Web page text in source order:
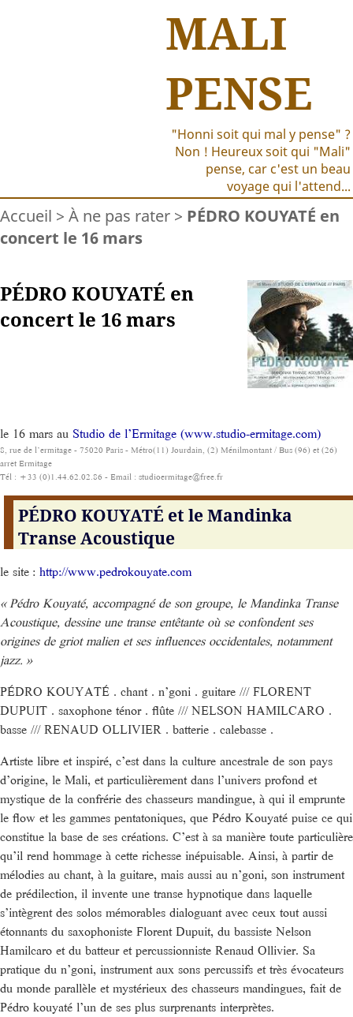
MALI
PENSE
"Honni soit qui mal y pense" ?
Non ! Heureux soit qui "Mali"
pense, car c'est un beau
voyage qui l'attend...
Accueil > À ne pas rater > PÉDRO KOUYATÉ en
concert le 16 mars
PÉDRO KOUYATÉ en
concert le 16 mars
le 16 mars au Studio de l’Ermitage (www.studio-ermitage.com)
8, rue de l’ermitage - 75020 Paris - Métro(11) Jourdain, (2) Ménilmontant / Bus (96) et (26)
arrêt Ermitage
Tél : +33 (0)1.44.62.02.86 - Email : studioermitage@free.fr
PÉDRO KOUYATÉ et le Mandinka
Transe Acoustique
le site : http://www.pedrokouyate.com
« Pédro Kouyaté, accompagné de son groupe, le Mandinka Transe
Acoustique, dessine une transe entêtante où se confondent ses
origines de griot malien et ses influences occidentales, notamment
jazz. »
PÉDRO KOUYATÉ . chant . n’goni . guitare /// FLORENT
DUPUIT . saxophone ténor . flûte /// NELSON HAMILCARO .
basse /// RENAUD OLLIVIER . batterie . calebasse .
Artiste libre et inspiré, c’est dans la culture ancestrale de son pays
d’origine, le Mali, et particulièrement dans l’univers profond et
mystique de la confrérie des chasseurs mandingue, à qui il emprunte
le flow et les gammes pentatoniques, que Pédro Kouyaté puise ce qui
constitue la base de ses créations. C’est à sa manière toute particulière
qu’il rend hommage à cette richesse inépuisable. Ainsi, à partir de
mélodies au chant, à la guitare, mais aussi au n’goni, son instrument
de prédilection, il invente une transe hypnotique dans laquelle
s’intègrent des solos mémorables dialoguant avec ceux tout aussi
étonnants du saxophoniste Florent Dupuit, du bassiste Nelson
Hamilcaro et du batteur et percussionniste Renaud Ollivier. Sa
pratique du n’goni, instrument aux sons percussifs et très évocateurs
du monde parallèle et mystérieux des chasseurs mandingues, fait de
Pédro kouyaté l’un de ses plus surprenants interprètes.